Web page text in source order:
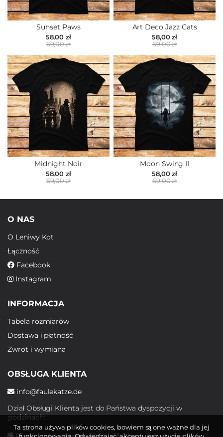
Sunset Paws
58,00 zł
69,00 zł
Art Deco Jazz Cats
58,00 zł
69,00 zł
Midnight Noir
58,00 zł
69,00 zł
Moon Swing II
58,00 zł
69,00 zł
O NAS
O Leniwy Kot
Łączność
Facebook
Instagram
INFORMACJA
Tabela rozmiarów
Dostawa i płatność
Zwrot i wymiana
OBSŁUGA KLIENTA
info@faulekatze.de
Dział Obsługi Klienta jest do Państwa dyspozycji w
godzinach:
Ta strona używa plików cookies, bowiem są one ważne dla jej